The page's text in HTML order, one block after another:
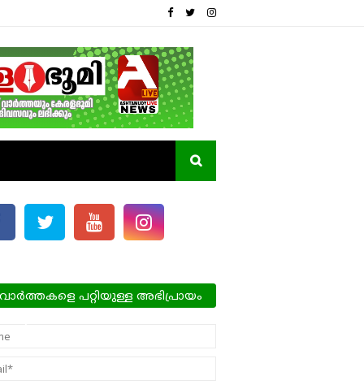
വാർത്തകളെ പറ്റിയുള്ള അഭിപ്രായം